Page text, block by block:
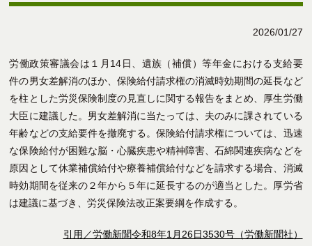
2026/01/27
労働政策審議会は１月14日、遺族（補償）等年金における支給要
件の男女差解消のほか、保険給付請求権の消滅時効期間の延長など
を柱とした労災保険制度の見直しに関する報告をまとめ、厚生労働
大臣に建議した。男女差解消に当たっては、夫のみに課されている
年齢などの支給要件を撤廃する。保険給付請求権については、迅速
な保険給付が困難な脳・心臓疾患や精神障害、石綿関連疾病などを
原因として休業補償給付や療養補償給付などを請求する場合、消滅
時効期間を従来の２年から５年に延長するのが適当とした。厚労省
は建議に基づき、労災保険法改正案要綱を作成する。
引用／労働新聞令和8年1月26日3530号（労働新聞社）